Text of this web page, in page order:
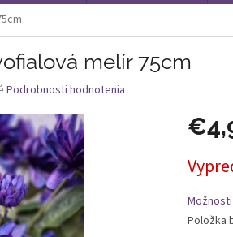
melír 75cm
Podrobnosti hodnotenia
cena:
Položka